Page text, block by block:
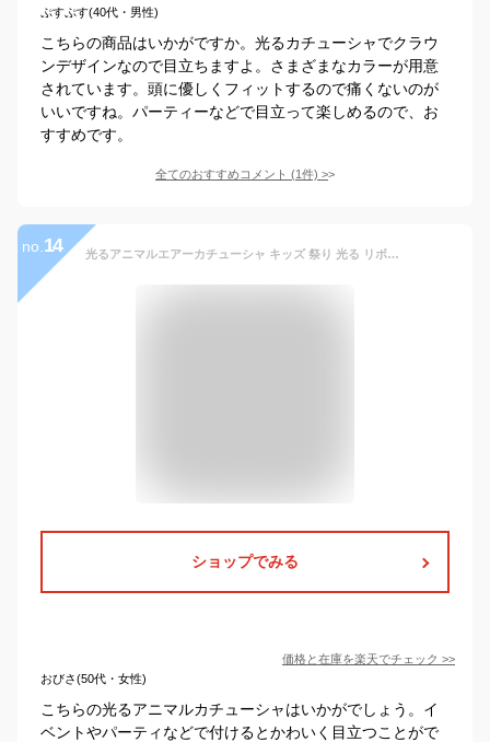
ぷすぷす(40代・男性)
こちらの商品はいかがですか。光るカチューシャでクラウ
ンデザインなので目立ちますよ。さまざまなカラーが用意
されています。頭に優しくフィットするので痛くないのが
いいですね。パーティーなどで目立って楽しめるので、お
すすめです。
全てのおすすめコメント (1件) >
no. 14 光るアニマルエアーカチューシャ キッズ 祭り 光る リボン ライト カチューシャ 可愛い ピカピカ N5838 パーティ お祝い 誕生日会 ハロウィン クリスマス イベント
ショップでみる
価格と在庫を楽天でチェック >>
おびさ(50代・女性)
こちらの光るアニマルカチューシャはいかがでしょう。イ
ベントやパーティなどで付けるとかわいく目立つことがで